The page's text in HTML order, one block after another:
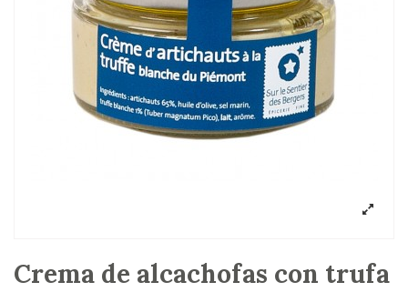
Crema de alcachofas con trufa